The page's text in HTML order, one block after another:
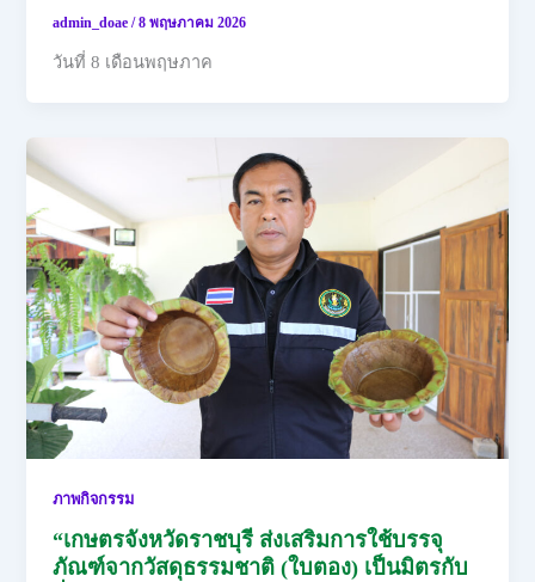
admin_doae/8 พฤษภาคม 2026
วันที่ 8 เดือนพฤษภาค
ภาพกิจกรรม
“เกษตรจังหวัดราชบุรี ส่งเสริมการใช้บรรจุ
ภัณฑ์จากวัสดุธรรมชาติ (ใบตอง) เป็นมิตรกับ